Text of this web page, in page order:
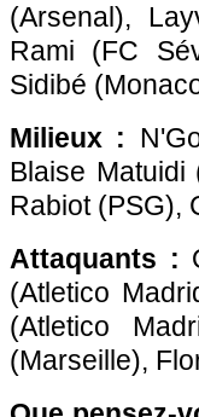
(Arsenal),
Rami (FC
Sidibé
Milieux :
Blaise Matuidi
Rabiot (PSG),
Attaquants :
(Atletico
(Atletico
(Marseille),